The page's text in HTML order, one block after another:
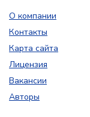
О компании
Контакты
Карта сайта
Лицензия
Вакансии
Авторы